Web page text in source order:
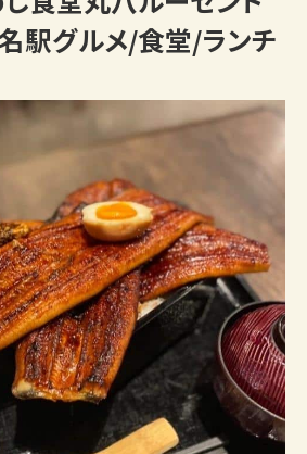
駅グルメ/食堂/ランチ